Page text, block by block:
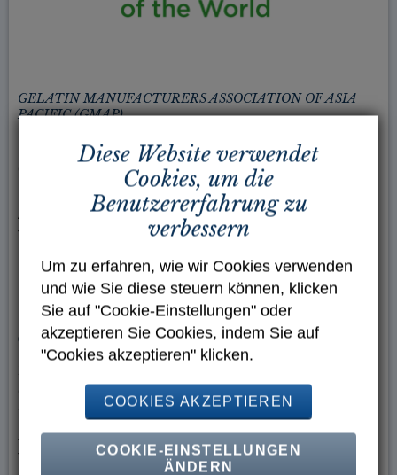
GELATIN MANUFACTURERS ASSOCIATION OF ASIA
PACIFIC (GMAP)
115 Veterans Parade,
Collaroy Plateau
Australia
Telefon: +61 401 700 085
E-mail:
info(at)gmap-gelatin.com
Internet:
http://www.gmap-gelatin.com
GELATIN MANUFACTURERS ASSOCIATION OF JAPAN
(GMJ)
2-8-12, Nihonbashi-honcho
Chuo-ku
Tokyo (PC 103-0023)
Japan
Telefon: +81 (0) 3-66 67-82 51
Diese Website verwendet
Cookies, um die
Benutzererfahrung zu
verbessern
Um zu erfahren, wie wir Cookies verwenden
und wie Sie diese steuern können, klicken
Sie auf "Cookie-Einstellungen" oder
akzeptieren Sie Cookies, indem Sie auf
"Cookies akzeptieren" klicken.
COOKIES AKZEPTIEREN
COOKIE-EINSTELLUNGEN
ÄNDERN